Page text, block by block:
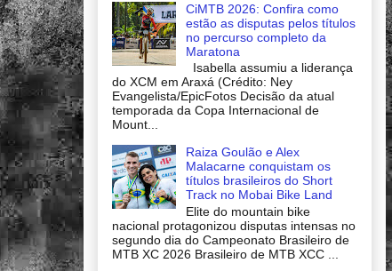
CiMTB 2026: Confira como
estão as disputas pelos títulos
no percurso completo da
Maratona
Isabella assumiu a liderança
do XCM em Araxá (Crédito: Ney
Evangelista/EpicFotos Decisão da atual
temporada da Copa Internacional de
Mount...
Raiza Goulão e Alex
Malacarne conquistam os
títulos brasileiros do Short
Track no Mobai Bike Land
Elite do mountain bike
nacional protagonizou disputas intensas no
segundo dia do Campeonato Brasileiro de
MTB XC 2026 Brasileiro de MTB XCC ...